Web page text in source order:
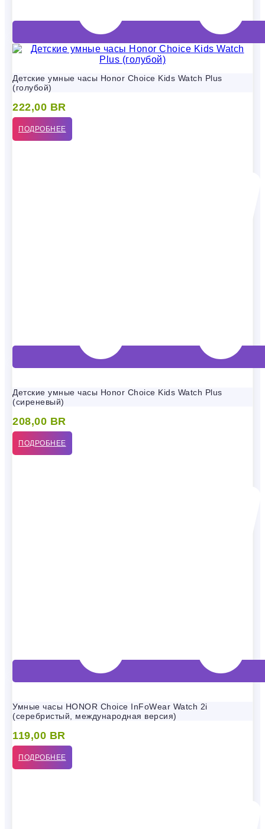
Детские умные часы Honor Choice Kids Watch Plus
(голубой)
222,00 BR
ПОДРОБНЕЕ
Детские умные часы Honor Choice Kids Watch Plus
(сиреневый)
208,00 BR
ПОДРОБНЕЕ
Умные часы HONOR Choice InFoWear Watch 2i
(серебристый, международная версия)
119,00 BR
ПОДРОБНЕЕ